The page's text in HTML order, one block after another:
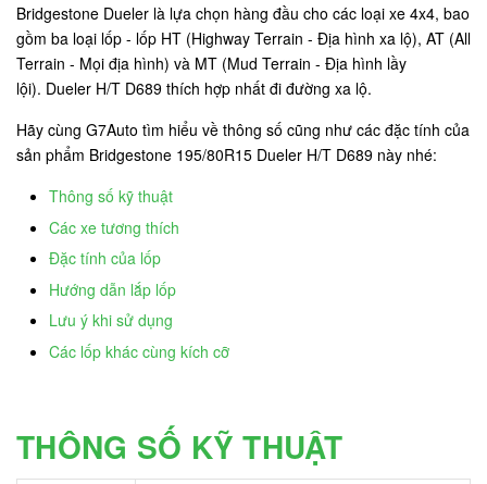
Bridgestone Dueler là lựa chọn hàng đầu cho các loại xe 4x4, bao
gồm ba loại lốp - lốp HT (Highway Terrain - Địa hình xa lộ), AT (All
Terrain - Mọi địa hình) và MT (Mud Terrain - Địa hình lầy
lội). Dueler H/T D689 thích hợp nhất đi đường xa lộ.
Hãy cùng G7Auto tìm hiểu về thông số cũng như các đặc tính của
sản phẩm Bridgestone 195/80R15 Dueler H/T D689 này nhé:
Thông số kỹ thuật
Các xe tương thích
Đặc tính của lốp
Hướng dẫn lắp lốp
Lưu ý khi sử dụng
Các lốp khác cùng kích cỡ
THÔNG SỐ KỸ THUẬT